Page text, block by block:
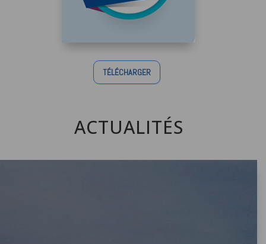
TÉLÉCHARGER
ACTUALITÉS